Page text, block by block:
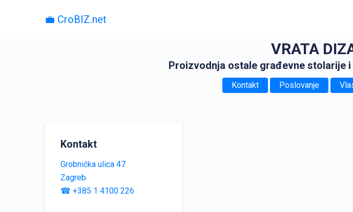
💼 CroBIZ.net
VRATA
Proizvodnja ostale građevne stolarije i
Kontakt Poslovanje
Kontakt
Grobnička ulica 47
Zagreb
☎ +385 1 4100 226